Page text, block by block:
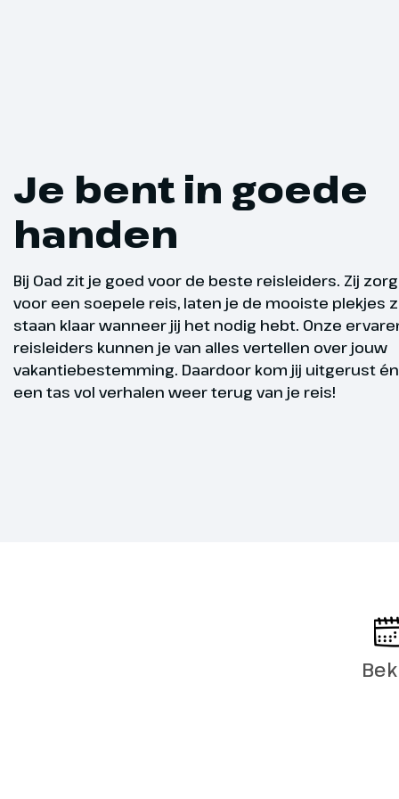
16.00 uur
Langs de
verkennen
Picota en
Overige
Voor wie
actief wil
Verder gaan
Helaas is
Je bent in goede
handen
Bij Oad zit je goed voor de beste reisleiders. Zij
voor een soepele reis, laten je de mooiste plekjes
staan klaar wanneer jij het nodig hebt. Onze
reisleiders kunnen je van alles vertellen over jouw
vakantiebestemming. Daardoor kom jij uitgerust
een tas vol verhalen weer terug van je reis!